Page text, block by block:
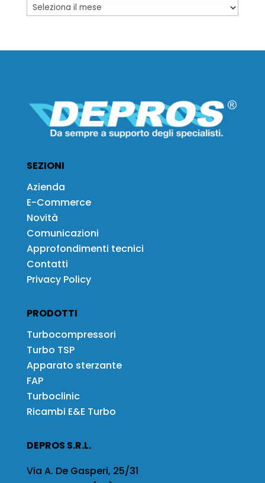
SEZIONI
Azienda
E-Commerce
Novità
Comunicazioni
Approfondimenti tecnici
Contatti
Privacy Policy
PRODOTTI
Turbocompressori
Turbo TSP
Apparato sterzante
FAP
Turboclinic
Ricambi E&E Turbo
DEPROS S.R.L.
Via A. De Gasperi, 25/31